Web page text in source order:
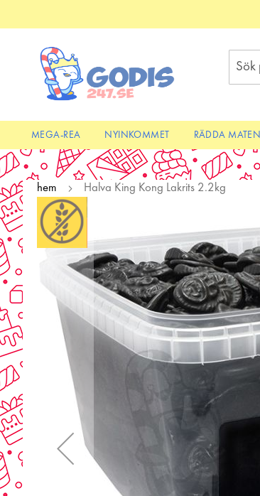
to
MEGA-REA NYINKOMMET RÄDDA MATEN
hem Halva King Kong Lakrits 2.2kg
Skip
to
the
end
images
gallery